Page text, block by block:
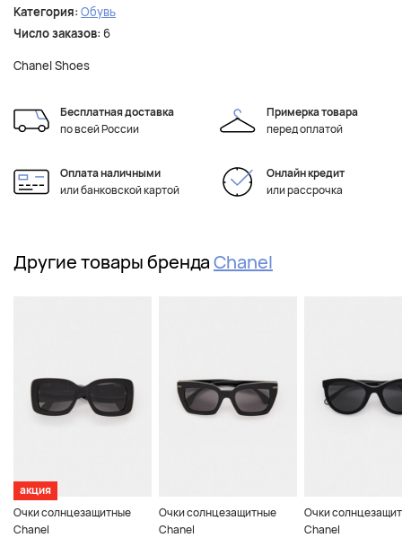
Категория: Обувь
Число заказов: 6
Chanel Shoes
Бесплатная доставка
по всей России
Примерка товара
перед оплатой
Оплата наличными
или банковской картой
Онлайн кредит
или рассрочка
Другие товары брендаChanel
акция
Очки солнцезащитные
Chanel
Очки солнцезащитные
Chanel
Очки
Chanel